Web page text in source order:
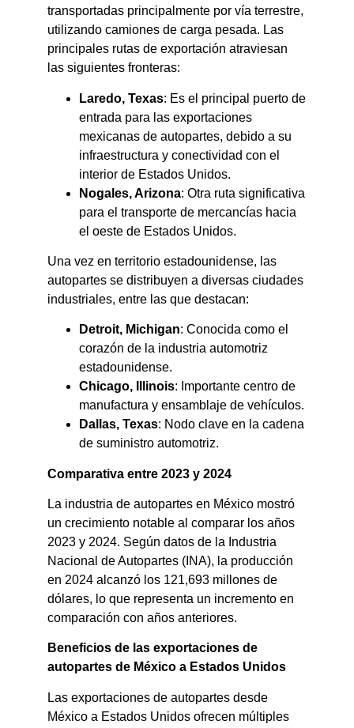
transportadas principalmente por vía terrestre,
utilizando camiones de carga pesada. Las
principales rutas de exportación atraviesan
las siguientes fronteras:​
Laredo, Texas: Es el principal puerto de
entrada para las exportaciones
mexicanas de autopartes, debido a su
infraestructura y conectividad con el
interior de Estados Unidos.​
Nogales, Arizona: Otra ruta significativa
para el transporte de mercancías hacia
el oeste de Estados Unidos.​
Una vez en territorio estadounidense, las
autopartes se distribuyen a diversas ciudades
industriales, entre las que destacan:​
Detroit, Michigan: Conocida como el
corazón de la industria automotriz
estadounidense.​
Chicago, Illinois: Importante centro de
manufactura y ensamblaje de vehículos.​
Dallas, Texas: Nodo clave en la cadena
de suministro automotriz.​
Comparativa entre 2023 y 2024
La industria de autopartes en México mostró
un crecimiento notable al comparar los años
2023 y 2024. Según datos de la Industria
Nacional de Autopartes (INA), la producción
en 2024 alcanzó los 121,693 millones de
dólares, lo que representa un incremento en
comparación con años anteriores.
Beneficios de las exportaciones de
autopartes de México a Estados Unidos
Las exportaciones de autopartes desde
México a Estados Unidos ofrecen múltiples